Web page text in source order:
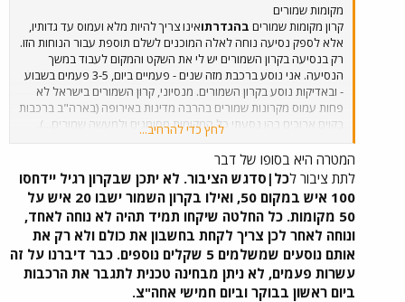
מקומות שמורים
קרון מקומות שמורים בהגדרתואינו צריך להיות מלא ועמוס עד גדותיו,
אלא לספק נסיעה נוחה לאלה המוכנים לשלם תוספת עבור הנוחות הזו.
רק בנסיעה בקרון השמורים יש לי את השקט והמקום לעבוד במשך
הנסיעה. אני נוסע ברכבת מזה שנים - פעמיים ביום, 3-5 פעמים בשבוע
- ובאדיקות נוסע בקרון השמורים. מנסיוני, קרון השמורים בישראל לא
פחות עמוס מקרונות שמורים בהרבה מדינות באירופה (בארה"ב ברכבות
בקוים ארוכים בהן נסעתי כל המקומות מסומנים ולמעשה שמורים...).
אגב, מעבר לעובדי הרכבת אשר תמיד יושבים בקרון, יש בו גם חבורה
קבועה של נוסעים נאמנים. ברכבות הבוקר, כמו היום למשל, ברכבת של
07:21 מת"א מרכז לחיפה, ישבו בקרון השמורים כארבעים איש. הפתרון
צריך להיות בתגבור הרכבות בימי ראשון בבוקר ובימי חמישי אחר
הצהריים ולא בפגיעה בנוסעי הרכבת. היום גם נודע לי כי באופן דומה
בוטלו גם המקומות השמורים בימי חמישי בשעות אחר הצהריים. תקוותי
היא שאותו בכיר ברכבת שקיבל את ההחלטה ידחק ביום חמישי אחד עם
300 חניכי ומדריכי הטכני של חיל האויר בדרך הביתה לחופשת השבת
(עם הקיטבגים כמובן) ויחשוב פעמיים על ההחלטה הזו.
לחץ כדי להרחיב...
המטרה היא בסופו של דבר
לתת ציבור לכל|סדגש הציבור. לא יתכן שבקרון רגיל יידחסו
100 איש במקום 50, ואילו בקרון השמור ישבו 20 איש על
50 מקומות. כל החלטה שיקחו תמיד תהיה לא נוחה לאחד,
ונוחה לאחר לכן צריך לקחת בחשבון את כולם ולא רק את
אותם נוסעים שמשלמים 5 שקלים נוספים. כבר דיברנו על זה
עשרות פעמים, לא ניתן מבחינה טכנית לתגבר את הרכבות
ביום ראשון בבוקר וביום חמישי אחה"צ.